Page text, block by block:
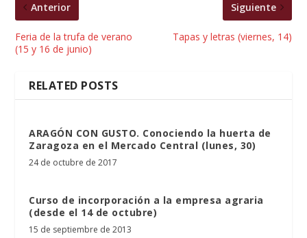
Anterior
Feria de la trufa de verano
(15 y 16 de junio)
Siguiente
Tapas y letras (viernes, 14)
RELATED POSTS
ARAGÓN CON GUSTO. Conociendo la huerta de
Zaragoza en el Mercado Central (lunes, 30)
24 de octubre de 2017
Curso de incorporación a la empresa agraria
(desde el 14 de octubre)
15 de septiembre de 2013